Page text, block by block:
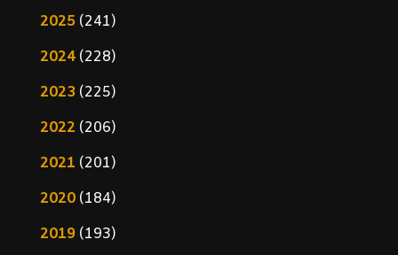
2025(241)
2024(228)
2023(225)
2022 (206)
2021 (201)
2020(184)
2019(193)